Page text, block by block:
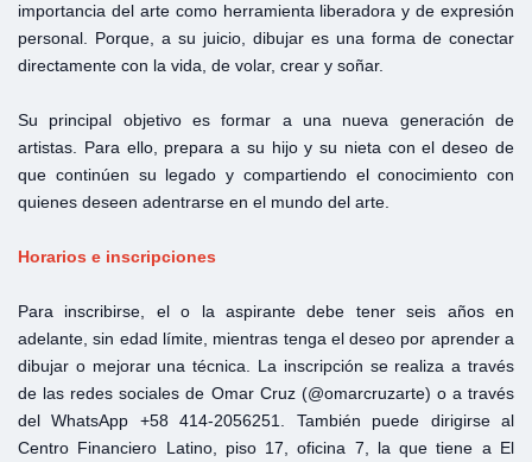
importancia del arte como herramienta liberadora y de expresión
personal. Porque, a su juicio, dibujar es una forma de conectar
directamente con la vida, de volar, crear y soñar.
Su principal objetivo es formar a una nueva generación de
artistas. Para ello, prepara a su hijo y su nieta con el deseo de
que continúen su legado y compartiendo el conocimiento con
quienes deseen adentrarse en el mundo del arte.
Horarios e inscripciones
Para inscribirse, el o la aspirante debe tener seis años en
adelante, sin edad límite, mientras tenga el deseo por aprender a
dibujar o mejorar una técnica. La inscripción se realiza a través
de las redes sociales de Omar Cruz (@omarcruzarte) o a través
del WhatsApp +58 414-2056251. También puede dirigirse al
Centro Financiero Latino, piso 17, oficina 7, la que tiene a El